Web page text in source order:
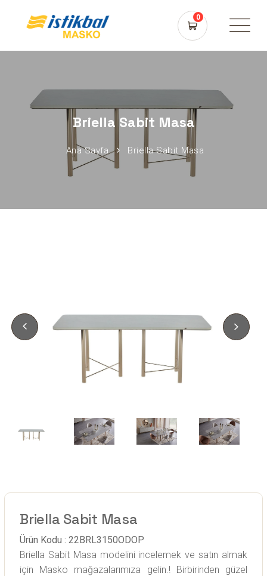
0
Briella Sabit Masa
Ana Sayfa Briella Sabit Masa
Briella Sabit Masa
Ürün Kodu : 22BRL3150ODOP
Briella Sabit Masa modelini incelemek ve satın almak
için Masko mağazalarımıza gelin.! Birbirinden güzel